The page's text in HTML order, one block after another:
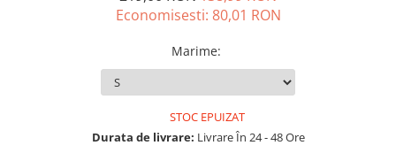
Economisesti: 80,01 RON
Marime:
STOC EPUIZAT
Durata de livrare: Livrare În 24 - 48 Ore